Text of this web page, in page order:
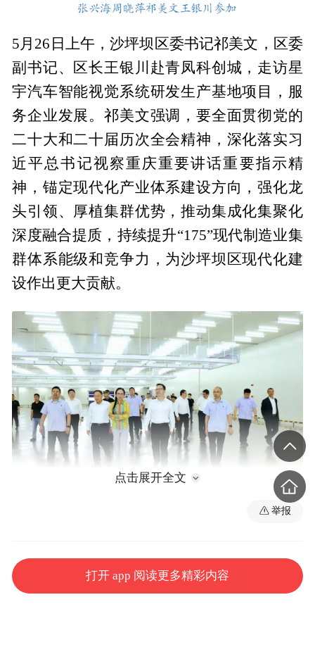
5月26日上午，沙坪坝区委书记祁美文，区委
副书记、区长王银川赴青凤科创城，走访星
宇汽车智能视觉系统研发生产基地项目，服
务企业发展。祁美文强调，要全面贯彻党的
二十大和二十届历次全会精神，深化落实习
近平总书记视察重庆重要讲话重要指示精
神，锚定现代化产业体系建设方向，强化龙
头引领、厚植集群优势，推动集成化集聚化
深度融合提质，持续提升“175”现代制造业集
群体系能级和竞争力，为沙坪坝区现代化建
设作出更大贡献。
统研发生产基地项目，服务企业发展。文胜/摄
点击展开全文
举报
打开 app 阅读更多精彩内容